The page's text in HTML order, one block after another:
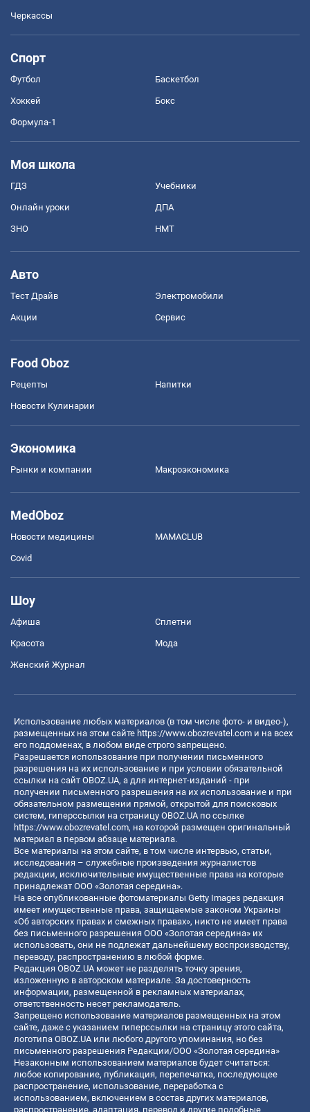
Черкассы
Спорт
Футбол Баскетбол
Хоккей Бокс
Формула-1
Моя школа
ГДЗ Учебники
Онлайн уроки ДПА
ЗНО НМТ
Авто
Тест Драйв Электромобили
Акции Сервис
Food Oboz
Рецепты Напитки
Новости Кулинарии
Экономика
Рынки и компании Mакроэкономика
MedOboz
Новости медицины MAMACLUB
Covid
Шоу
Афиша Сплетни
Красота Мода
Женский Журнал
Использование любых материалов (в том числе фото- и видео-),
размещенных на этом сайте https://www.obozrevatel.com и на всех
его поддоменах, в любом виде строго запрещено.
Разрешается использование при получении письменного
разрешения на их использование и при условии обязательной
ссылки на сайт OBOZ.UA, а для интернет-изданий - при
получении письменного разрешения на их использование и при
обязательном размещении прямой, открытой для поисковых
систем, гиперссылки на страницу OBOZ.UA по ссылке
https://www.obozrevatel.com, на которой размещен оригинальный
материал в первом абзаце материала.
Все материалы на этом сайте, в том числе интервью, статьи,
исследования – служебные произведения журналистов
редакции, исключительные имущественные права на которые
принадлежат ООО «Золотая середина».
На все опубликованные фотоматериалы Getty Images редакция
имеет имущественные права, защищаемые законом Украины
«Об авторских правах и смежных правах», никто не имеет права
без письменного разрешения ООО «Золотая середина» их
использовать, они не подлежат дальнейшему воспроизводству,
переводу, распространению в любой форме.
Редакция OBOZ.UA может не разделять точку зрения,
изложенную в авторском материале. За достоверность
информации, размещенной в рекламных материалах,
ответственность несет рекламодатель.
Запрещено использование материалов размещенных на этом
сайте, даже с указанием гиперссылки на страницу этого сайта,
логотипа OBOZ.UA или любого другого упоминания, но без
письменного разрешения Редакции/ООО «Золотая середина»
Незаконным использованием материалов будет считаться:
любое копирование, публикация, перепечатка, последующее
распространение, использование, переработка с
использованием, включением в состав других материалов,
распространение, адаптация, перевод и другие подобные